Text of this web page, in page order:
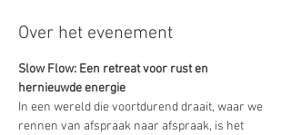
Over het evenement
Slow Flow: Een retreat voor rust en
hernieuwde energie
In een wereld die voortdurend draait, waar we
rennen van afspraak naar afspraak, is het